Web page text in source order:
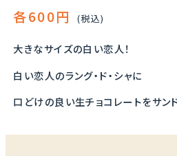
各600円 (税込)
大きなサイズの白い恋人！
白い恋人のラング・ド・シャに
口どけの良い生チョコレートをサン